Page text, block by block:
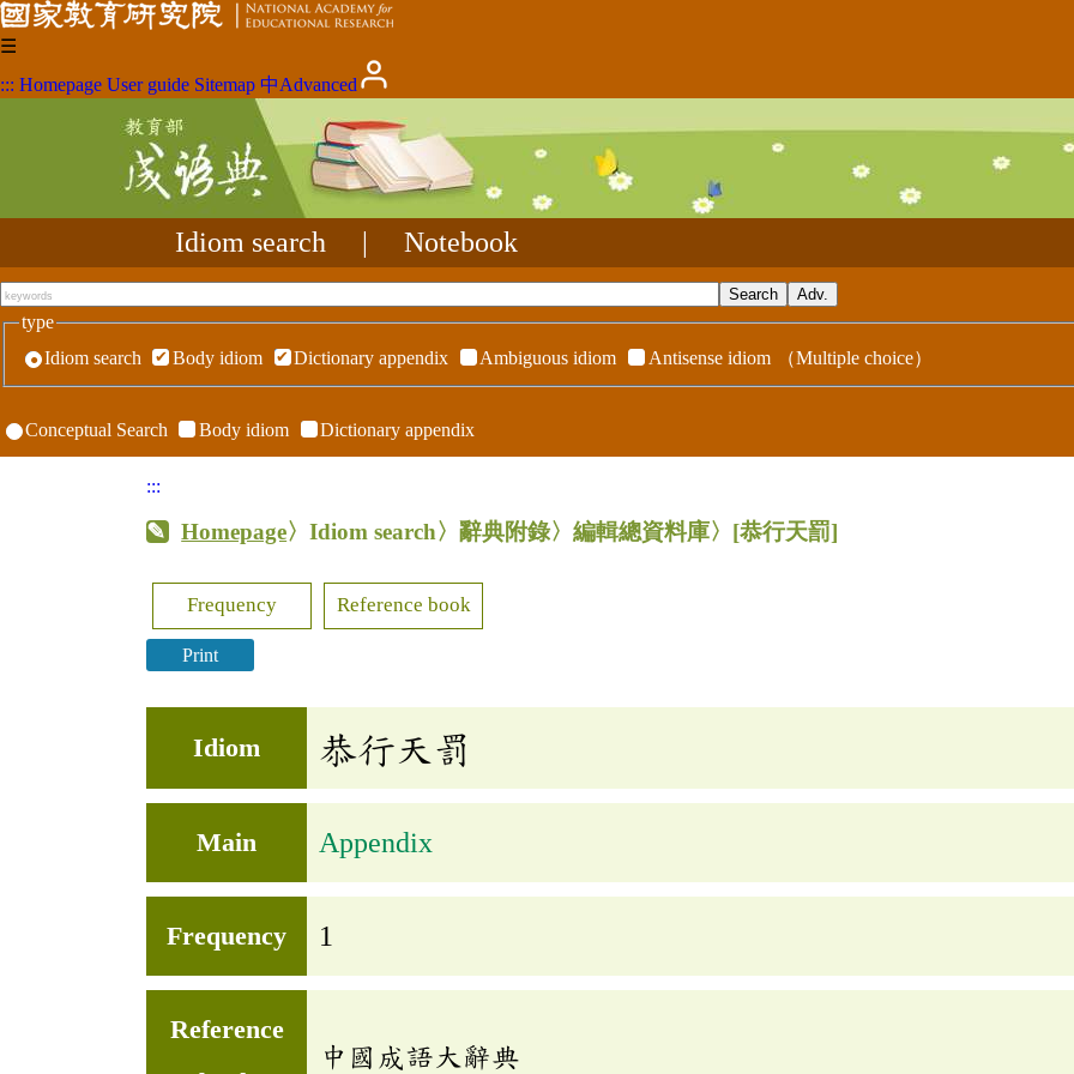
☰
::: Homepage User guide Sitemap 中Advanced
Idiom search Notebook
type
Idiom search
Body idiom Dictionary appendix Ambiguous idiom Antisense idiom （Multiple choice）
Conceptual Search Body idiom Dictionary appendix
:::
Homepage〉Idiom search〉辭典附錄〉編輯總資料庫〉 [恭行天罰]
Frequency Reference book
Print
Idiom 恭行天罰
Main Appendix
Frequency 1
Reference
中國成語大辭典